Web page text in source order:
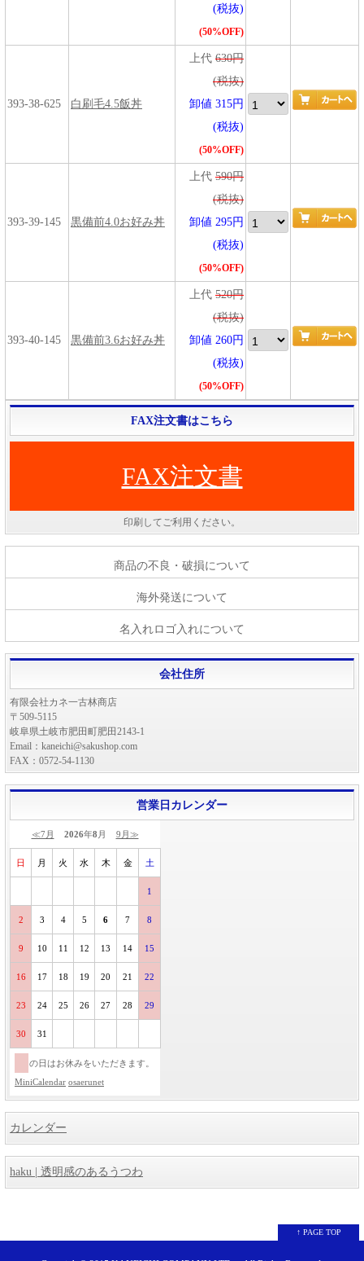
(税抜)
(50%OFF)
393-38-625 白刷毛4.5飯丼
上代 630円
(税抜)
卸値 315円
(税抜)
(50%OFF)
393-39-145 黒備前4.0お好み丼
上代 590円
(税抜)
卸値 295円
(税抜)
(50%OFF)
393-40-145 黒備前3.6お好み丼
上代 520円
(税抜)
卸値 260円
(税抜)
(50%OFF)
FAX注文書はこちら
FAX注文書
印刷してご利用ください。
商品の不良・破損について
海外発送について
名入れロゴ入れについて
会社住所
有限会社カネ一古林商店
〒509-5115
岐阜県土岐市肥田町肥田2143-1
Email：kaneichi@sakushop.com
FAX：0572-54-1130
営業日カレンダー
≪7月 2026年8 月 9月≫
日 月 火 水 木 金 土
1
2 3 4 5 6 7 8
9 10 11 12 13 14 15
16 17 18 19 20 21 22
23 24 25 26 27 28 29
30 31
の日はお休みをいただきます。
MiniCalendar osaerunet
カレンダー
haku | 透明感のあるうつわ
↑ PAGE TOP